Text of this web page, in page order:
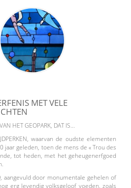
MET VELE
HET GEOPARK, DAT IS...
waarvan de oudste elementen
jaar geleden, toen de mens de « Trou des
tot heden, met het geheugenerfgoed
aangevuld door monumentale gehelen of
erg levendig volksgeloof voeden, zoals